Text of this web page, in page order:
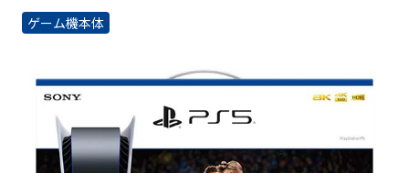
ゲーム機本体